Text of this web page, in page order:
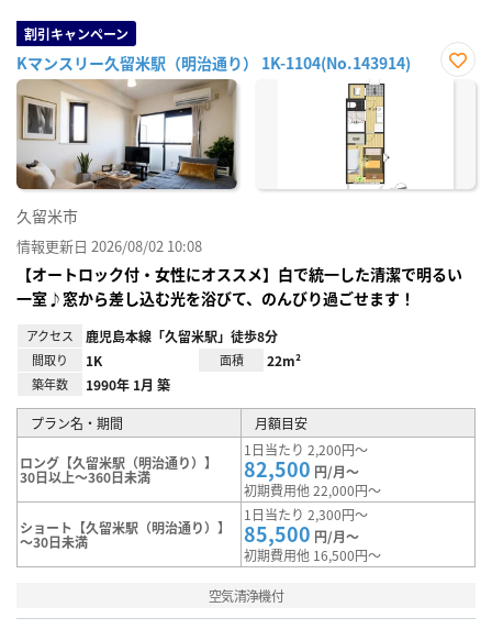
割引キャンペーン
Kマンスリー久留米駅（明治通り） 1K-1104(No.143914)
お気
久留米市
情報更新日 2026/08/02 10:08
【オートロック付・女性にオススメ】白で統一した清潔で明るい
一室♪窓から差し込む光を浴びて、のんびり過ごせます！
アクセス 鹿児島本線「久留米駅」徒歩8分
間取り 1K 面積 22m²
築年数 1990年 1月 築
プラン名・期間 月額目安
ロング【久留米駅（明治通り）】
30日以上～360日未満
1日当たり 2,200円～
82,500 円/月～
初期費用他 22,000円～
ショート【久留米駅（明治通り）】
～30日未満
1日当たり 2,300円～
85,500 円/月～
初期費用他 16,500円～
空気清浄機付